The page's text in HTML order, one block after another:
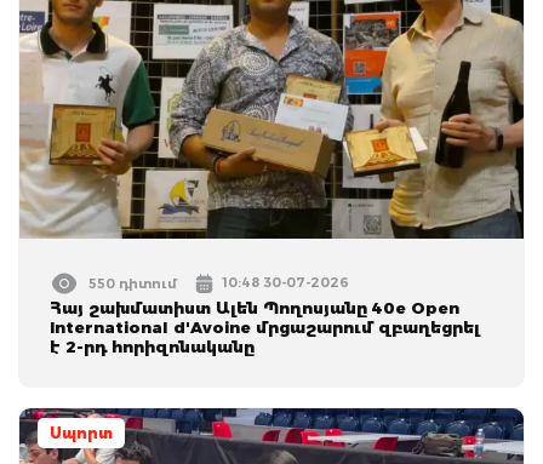
550 դիտում 10:48 30-07-2026
Հայ շախմատիստ Ալեն Պողոսյանը 40e Open
International d'Avoine մրցաշարում զբաղեցրել
է 2-րդ հորիզոնականը
Սպորտ